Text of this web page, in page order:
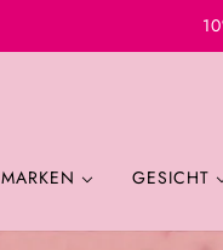
MARKEN GESICHT